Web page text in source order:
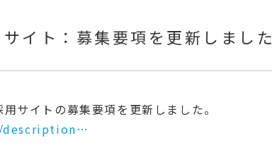
イト：募集要項を更新しました
サイトの募集要項を更新しました。
ption…